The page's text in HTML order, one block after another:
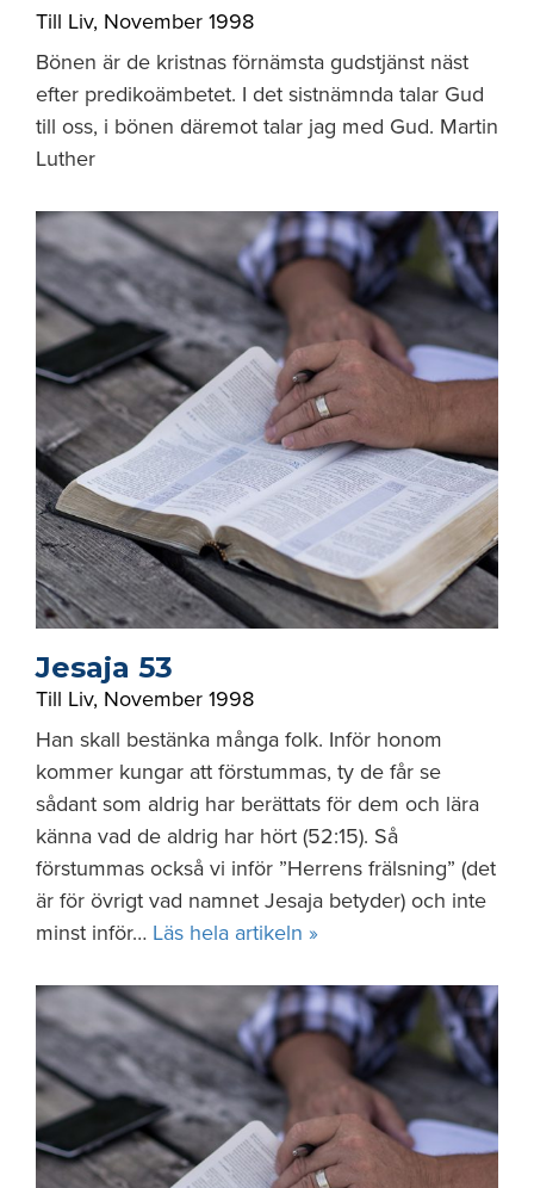
Till Liv, November 1998
Bönen är de kristnas förnämsta gudstjänst näst
efter predikoämbetet. I det sistnämnda talar Gud
till oss, i bönen däremot talar jag med Gud. Martin
Luther
Jesaja 53
Till Liv, November 1998
Han skall bestänka många folk. Inför honom
kommer kungar att förstummas, ty de får se
sådant som aldrig har berättats för dem och lära
känna vad de aldrig har hört (52:15). Så
förstummas också vi inför ”Herrens frälsning” (det
är för övrigt vad namnet Jesaja betyder) och inte
minst inför… Läs hela artikeln »